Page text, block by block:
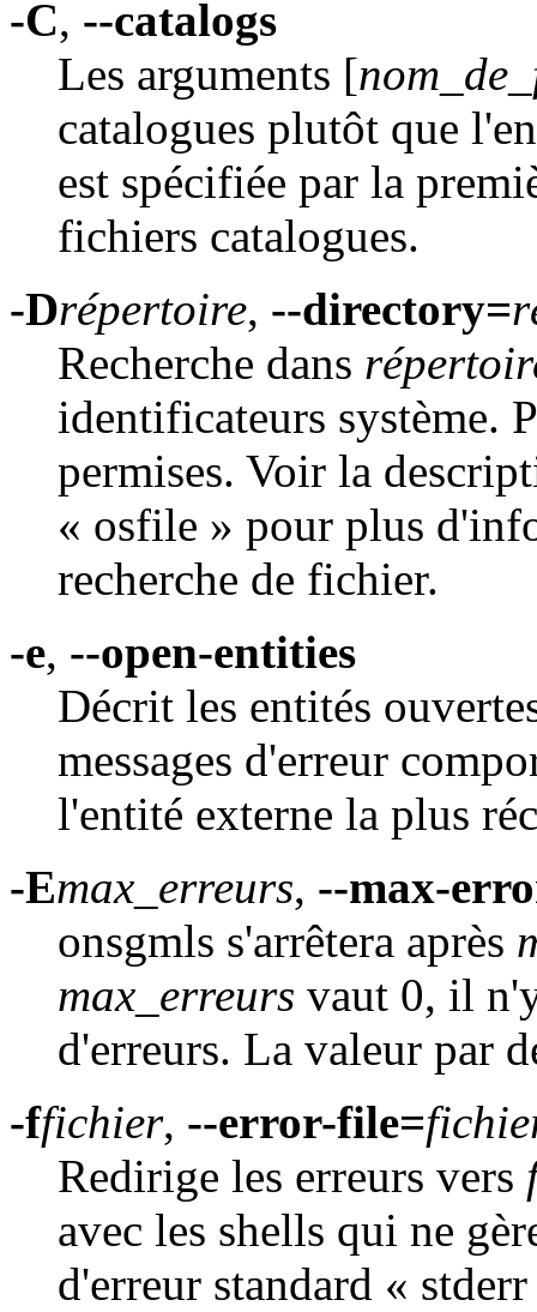
-C, --catalogs
Les arguments [
catalogues plutôt que
est spécifiée par la
fichiers catalogues.
-Drépertoire, --directory=
Recherche dans
identificateurs système.
permises. Voir la
« osfile » pour plus
recherche de fichier.
-e, --open-entities
Décrit les entités
messages d'erreur
l'entité externe la plus
-Emax_erreurs, --max-
onsgmls s'arrêtera après
max_erreurs vaut 0, il
d'erreurs. La valeur par
-ffichier, --error-file=
Redirige les erreurs vers
avec les shells qui ne
d'erreur standard «